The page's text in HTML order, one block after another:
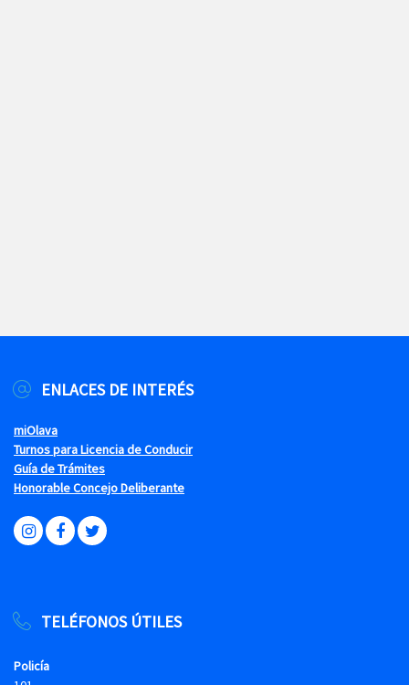
ENLACES DE INTERÉS
miOlava
Turnos para Licencia de Conducir
Guía de Trámites
Honorable Concejo Deliberante
TELÉFONOS ÚTILES
Policía